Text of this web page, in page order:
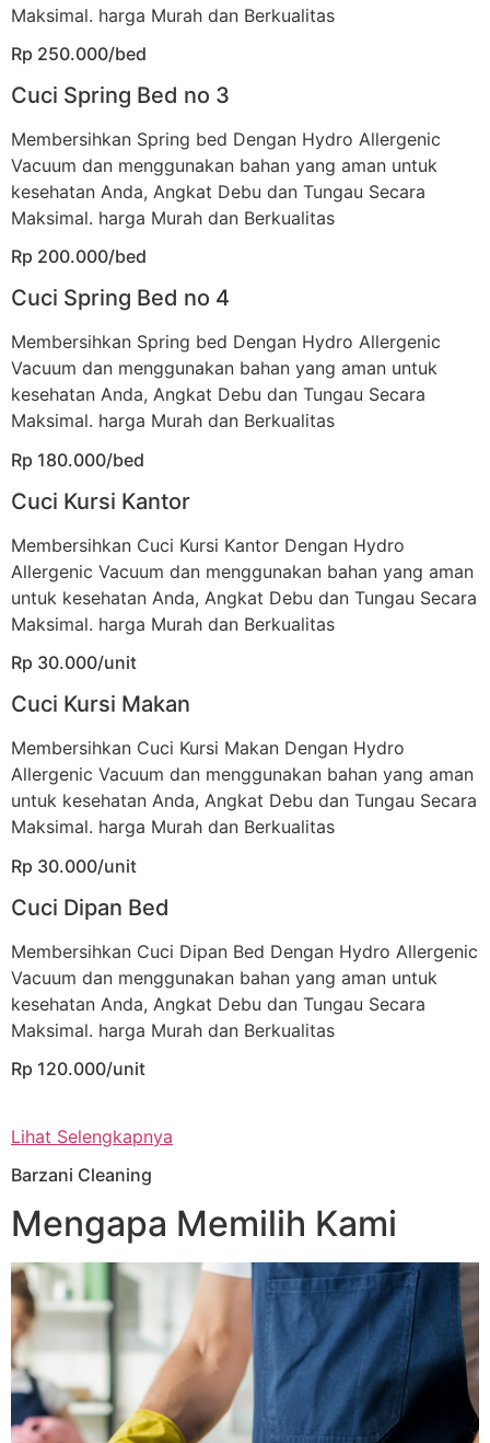
Maksimal. harga Murah dan Berkualitas
Rp 250.000/bed
Cuci Spring Bed no 3
Membersihkan Spring bed Dengan Hydro Allergenic
Vacuum dan menggunakan bahan yang aman untuk
kesehatan Anda, Angkat Debu dan Tungau Secara
Maksimal. harga Murah dan Berkualitas
Rp 200.000/bed
Cuci Spring Bed no 4
Membersihkan Spring bed Dengan Hydro Allergenic
Vacuum dan menggunakan bahan yang aman untuk
kesehatan Anda, Angkat Debu dan Tungau Secara
Maksimal. harga Murah dan Berkualitas
Rp 180.000/bed
Cuci Kursi Kantor
Membersihkan Cuci Kursi Kantor Dengan Hydro
Allergenic Vacuum dan menggunakan bahan yang aman
untuk kesehatan Anda, Angkat Debu dan Tungau Secara
Maksimal. harga Murah dan Berkualitas
Rp 30.000/unit
Cuci Kursi Makan
Membersihkan Cuci Kursi Makan Dengan Hydro
Allergenic Vacuum dan menggunakan bahan yang aman
untuk kesehatan Anda, Angkat Debu dan Tungau Secara
Maksimal. harga Murah dan Berkualitas
Rp 30.000/unit
Cuci Dipan Bed
Membersihkan Cuci Dipan Bed Dengan Hydro Allergenic
Vacuum dan menggunakan bahan yang aman untuk
kesehatan Anda, Angkat Debu dan Tungau Secara
Maksimal. harga Murah dan Berkualitas
Rp 120.000/unit
Lihat Selengkapnya
Barzani Cleaning
Mengapa Memilih Kami